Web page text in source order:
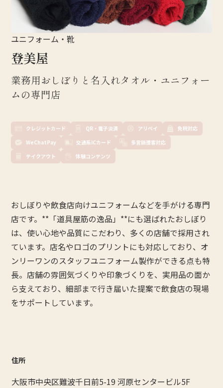
ユニフォーム・靴
登美屋
業務用おしぼりと名入れタオル・ユニフォー
ムの専門店
クレジットカード QR・電子決済 アリペイ
免税対応
WeChatPay
交通系ICカード
多言語接客対応
テイクアウト
体験コンテンツ
おしぼりや飲食店向けユニフォームなどを手がける専門
店です。**「道具屋筋の逸品」**にも選ばれたおしぼり
は、使い心地や品質にこだわり、多くの店舗で採用され
ています。店名やロゴのプリントにも対応しており、オ
ンリーワンのスタッフユニフォーム製作ができる点も特
長。店舗の雰囲気づくりや印象づくりを、実用品の面か
ら支えており、細部まで行き届いた提案で飲食店の現場
をサポートしています。
住所
大阪市中央区難波千日前5-19 河原センタービル5F